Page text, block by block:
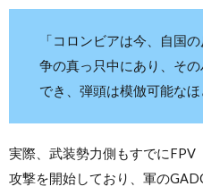
「コロンビアは今、自国
争の真っ只中にあり、そ
でき、弾頭は模倣可能なほ
実際、武装勢力側もすでにFPV
攻撃を開始しており、軍の